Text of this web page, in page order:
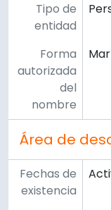
Tipo de
entidad
Forma
autorizada
del
nombre
Área de
Fechas de
existencia